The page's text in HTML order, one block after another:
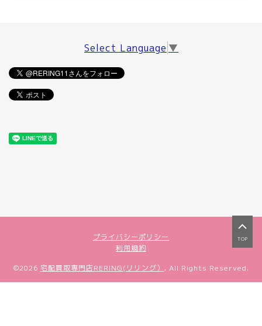
Select Language ▼
プライバシーポリシー
利用規約
TOP
©2026 宅配買取専門店RERING(リリング） . All Rights Reserved.